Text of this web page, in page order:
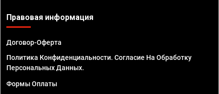
Правовая информация
Договор-Оферта
Политика Конфиденциальности. Согласие На Обработку
Персональных Данных.
Формы Оплаты